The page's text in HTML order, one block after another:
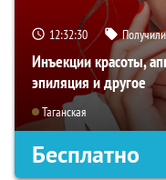
12:32:29
Инъекции красоты,
эпиляция и другое
Таганская
Бесплатно